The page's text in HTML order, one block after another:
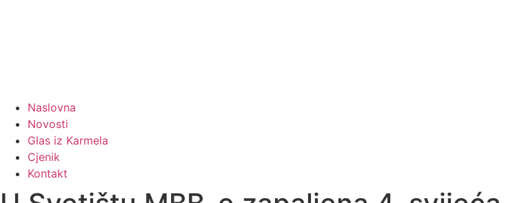
Naslovna
Novosti
Glas iz Karmela
Cjenik
Kontakt